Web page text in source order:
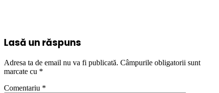
Lasă un răspuns
Adresa ta de email nu va fi publicată. Câmpurile obligatorii sunt
marcate cu *
Comentariu *